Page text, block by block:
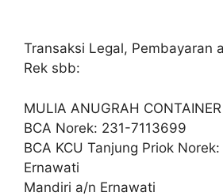
Transaksi Legal, Pembayaran
Rek sbb:
MULIA ANUGRAH CONTAINER
BCA Norek: 231-7113699
BCA KCU Tanjung Priok
Ernawati
Mandiri a/n Ernawati